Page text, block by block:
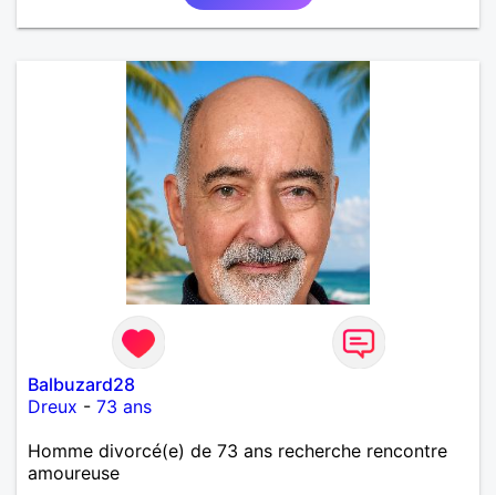
Balbuzard28
Dreux - 73 ans
Homme divorcé(e) de 73 ans recherche rencontre
amoureuse